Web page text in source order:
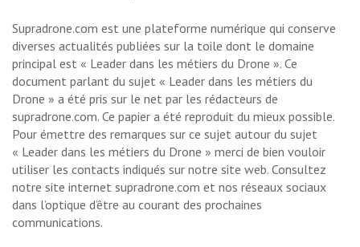
Supradrone.com est une plateforme numérique qui conserve
diverses actualités publiées sur la toile dont le domaine
principal est « Leader dans les métiers du Drone ». Ce
document parlant du sujet « Leader dans les métiers du
Drone » a été pris sur le net par les rédacteurs de
supradrone.com. Ce papier a été reproduit du mieux possible.
Pour émettre des remarques sur ce sujet autour du sujet
« Leader dans les métiers du Drone » merci de bien vouloir
utiliser les contacts indiqués sur notre site web. Consultez
notre site internet supradrone.com et nos réseaux sociaux
dans l’optique d’être au courant des prochaines
communications.